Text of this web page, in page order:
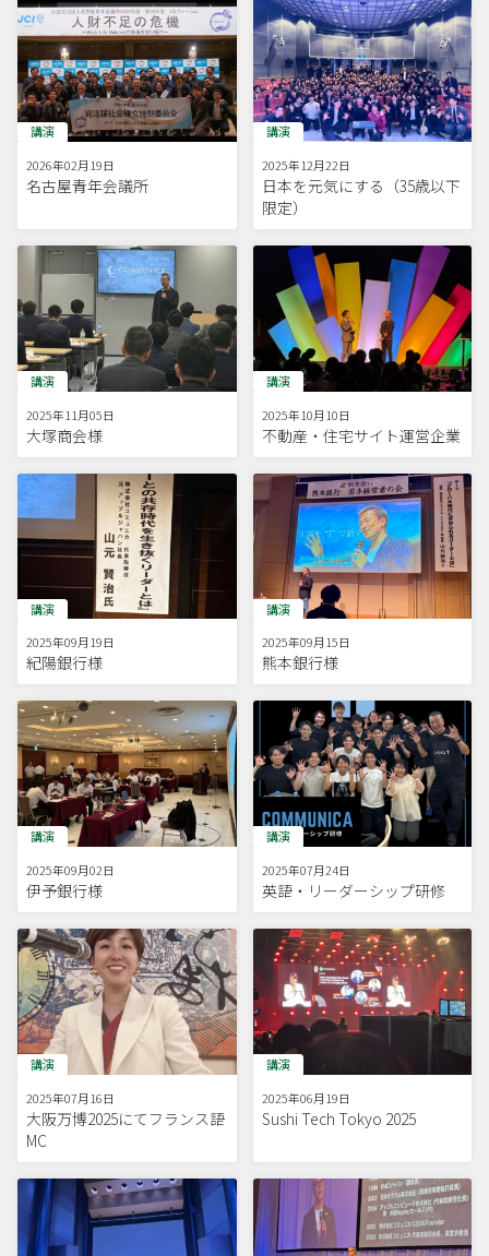
講演
2026年02月19日
名古屋青年会議所
講演
2025年12月22日
日本を元気にする（35歳以下
限定）
講演
2025年11月05日
大塚商会様
講演
2025年10月10日
不動産・住宅サイト運営企業
講演
2025年09月19日
紀陽銀行様
講演
2025年09月15日
熊本銀行様
講演
2025年09月02日
伊予銀行様
講演
2025年07月24日
英語・リーダーシップ研修
講演
2025年07月16日
大阪万博2025にてフランス語
MC
講演
2025年06月19日
Sushi Tech Tokyo 2025